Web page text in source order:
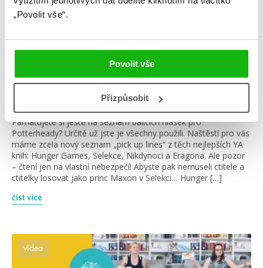
„Povolit vše“.
Povolit vše
Přizpůsobit
#hungergames
Balící hlášky pro knihomoly
Pamatujete si ještě na seznam balících hlášek pro
Potterheady? Určitě už jste je všechny použili. Naštěstí pro vás
máme zcela nový seznam „pick up lines“ z těch nejlepších YA
knih: Hunger Games, Selekce, Nikdynoci a Eragona. Ale pozor
– čtení jen na vlastní nebezpečí! Abyste pak nemuseli ctitele a
ctitelky losovat jako princ Maxon v Selekci… Hunger […]
číst více
videa